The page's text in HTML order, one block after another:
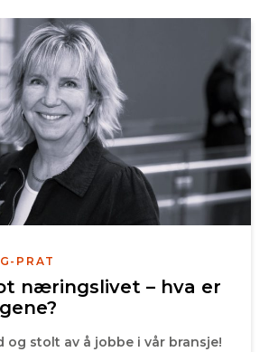
PRAT
næringslivet – hva er
og stolt av å jobbe i vår bransje!